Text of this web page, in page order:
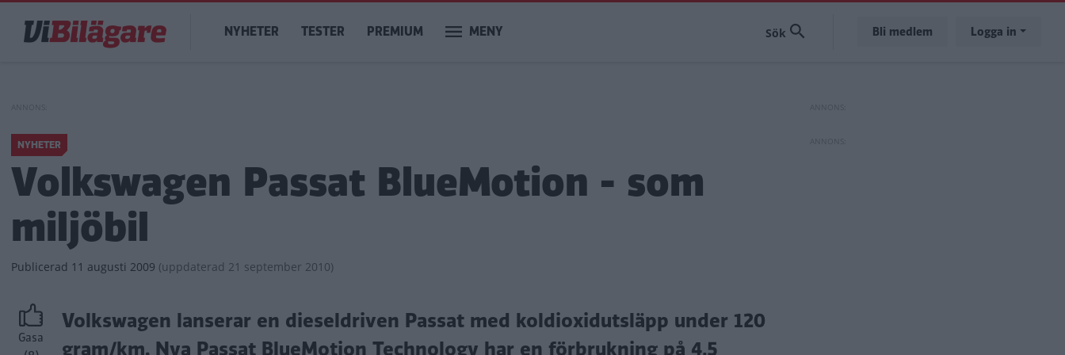
huvudinnehåll
Main
navigation
NYHETER TESTER PREMIUM MENY Bli medlem Logga in
NYHETER
Volkswagen Passat BlueMotion - som
miljöbil
Publicerad 11 augusti 2009 (uppdaterad 21 september 2010)
Gasa
Volkswagen lanserar en dieseldriven Passat med koldioxidutsläpp under 120
gram/km. Nya Passat BlueMotion Technology har en förbrukning på 4,5